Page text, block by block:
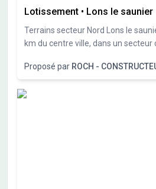
Lotissement • Lons le saunier
Terrains secteur Nord Lons le
km du centre ville, dans un secteur
terrains constructibles de
Proposé par ROCH -